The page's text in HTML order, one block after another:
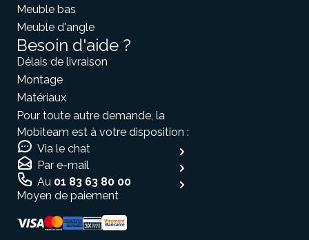
Meuble bas
Meuble d'angle
Besoin d'aide ?
Délais de livraison
Montage
Matériaux
Pour toute autre demande, la
Mobiteam est à votre disposition :
Via le chat
Par e-mail
Au 01 83 63 80 00
Moyen de paiement